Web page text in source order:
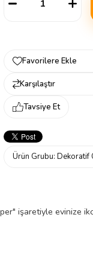
Favorilere Ekle
Karşılaştır
Tavsiye Et
Ürün Grubu: Dekoratif
işaretiyle evinize